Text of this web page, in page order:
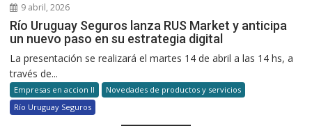
9 abril, 2026
Río Uruguay Seguros lanza RUS Market y anticipa
un nuevo paso en su estrategia digital
La presentación se realizará el martes 14 de abril a las 14 hs, a
través de...
Empresas en accion II
Novedades de productos y servicios
Río Uruguay Seguros